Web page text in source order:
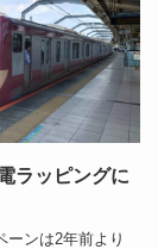
ラッピングに
ーンは2年前より